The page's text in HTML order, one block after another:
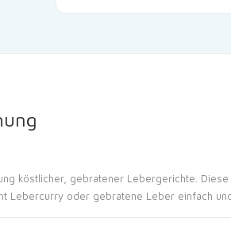
köstlicher, gebratener Lebergerichte.
Lebercurry oder gebratene Leber einfach